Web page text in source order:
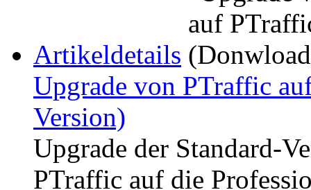
Artikeldetails
Upgrade von PTraffic
Version)
Upgrade der Standard-
PTraffic auf die